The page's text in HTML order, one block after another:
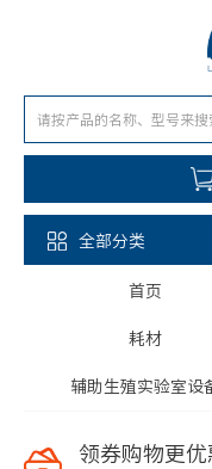
全部分类
首页
耗材
辅助生殖实验室设
领券购物更优